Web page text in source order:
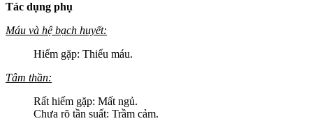
Tác dụng phụ
Máu và hệ bạch huyết:
Hiếm gặp: Thiếu máu.
Tâm thần:
Rất hiếm gặp: Mất ngủ.
Chưa rõ tần suất: Trầm cảm.